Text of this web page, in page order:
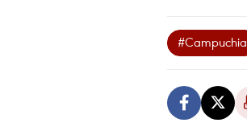
#Campuchia